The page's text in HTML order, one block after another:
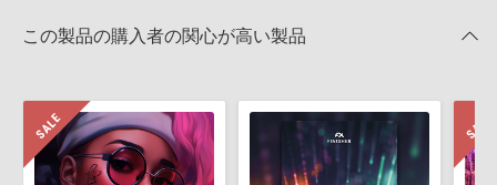
きます際には、NTFSやHFS＋でフォーマットされたHDDをご用意
いただく必要がございます。
知らせするメールの2通が送信されます。メールに記載されており
ます説明に沿って、製品のダウンロード／導入を行って下さい。
サンプルパック製品には、原則として日本語版操作マニュアルをご
用意しておりません。ご購入後のご不明点や詳細に関するお問い合
2022.06.06
おります。ご覧頂くには、該当する製品をご購入頂く必要がございます。
TRAPPEDのサポート情報
この製品の購入者の関心が高い製品